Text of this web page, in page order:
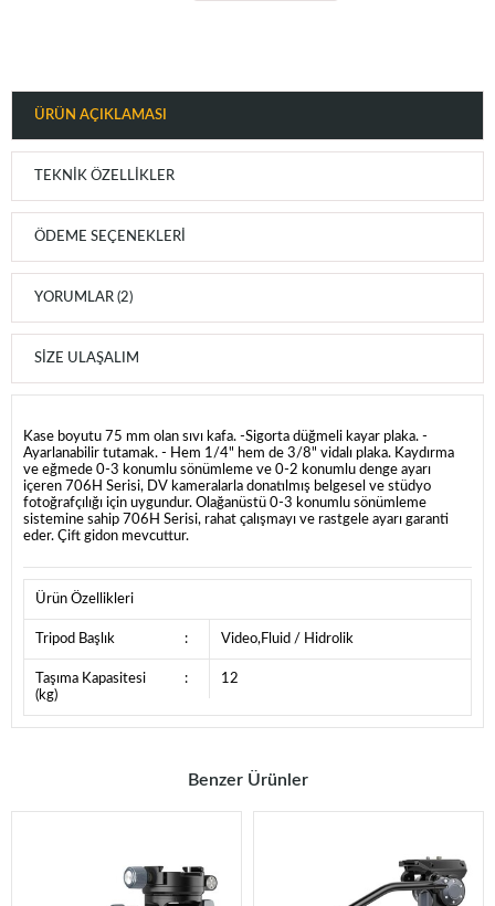
ÜRÜN AÇIKLAMASI
TEKNIK ÖZELLIKLER
ÖDEME SEÇENEKLERI
YORUMLAR (2)
SIZE ULAŞALIM
Kase boyutu 75 mm olan sıvı kafa. -Sigorta düğmeli kayar plaka. -
Ayarlanabilir tutamak. - Hem 1/4" hem de 3/8" vidalı plaka. Kaydırma
ve eğmede 0-3 konumlu sönümleme ve 0-2 konumlu denge ayarı
içeren 706H Serisi, DV kameralarla donatılmış belgesel ve stüdyo
fotoğrafçılığı için uygundur. Olağanüstü 0-3 konumlu sönümleme
sistemine sahip 706H Serisi, rahat çalışmayı ve rastgele ayarı garanti
eder. Çift gidon mevcuttur.
Ürün Özellikleri
Tripod Başlık : Video,Fluid / Hidrolik
Taşıma Kapasitesi
(kg)
: 12
Benzer Ürünler